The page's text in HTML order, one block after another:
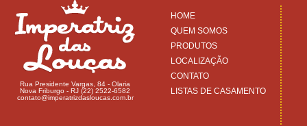
Rua Presidente Vargas, 84 - Olaria
Nova Friburgo - RJ (22) 2522-6582
contato@imperatrizdasloucas.com.br
HOME
QUEM SOMOS
PRODUTOS
LOCALIZAÇÃO
CONTATO
LISTAS DE CASAMENTO